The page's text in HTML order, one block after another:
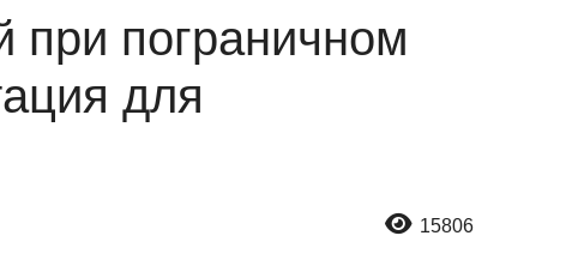
пограничном
для
15806